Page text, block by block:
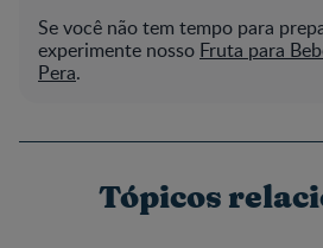
Se você não tem tempo para
experimente nosso Fruta para
Pera.
Tópicos